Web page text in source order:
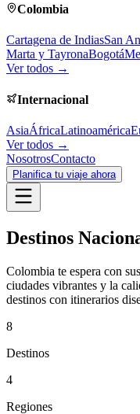
Colombia
Cartagena de IndiasSan
Marta y TayronaBogotá
Ver todos →
Internacional
AsiaÁfricaLatinoamérica
Ver todos →
NosotrosContacto
Planifica tu viaje ahora
Destinos
Colombia te espera con
ciudades vibrantes y la
destinos con itinerarios
8
Destinos
4
Regiones